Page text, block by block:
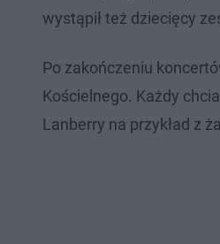
wystąpił też dziecięcy
Po zakończeniu
Kościelnego. Każdy
Lanberry na przykład z